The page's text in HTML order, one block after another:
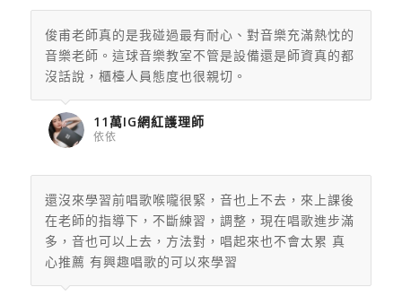
俊甫老師真的是我碰過最有耐心、 對音樂充滿熱忱的
音樂老師。這球音樂教室不管是設備還是師資真的都
沒話說，櫃檯人員態度也很親切。
11萬IG網紅護理師
依依
還沒來學習前唱歌喉嚨很緊，音也上不去，來上課後
在老師的指導下，不斷練習，調整，現在唱歌進步滿
多，音也可以上去，方法對，唱起來也不會太累 真
心推薦 有興趣唱歌的可以來學習